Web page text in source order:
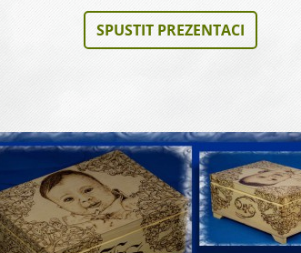
SPUSTIT PREZENTACI